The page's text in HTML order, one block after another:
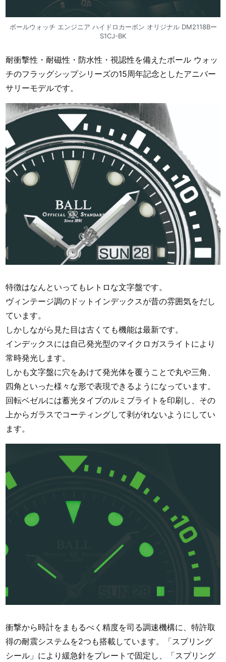
ボールウォッチ エンジニア ハイドロカーボン オリジナル DM2118Bー
S1CJ-BK
耐衝撃性・耐磁性・防水性・視認性を備えたボール ウォッ
チのフラッグシップシリーズの15周年記念としたアニバー
サリーモデルです。
特徴はなんといってもレトロな文字盤です。
ヴィンテージ調のドットインデックスが昔の雰囲気をだし
ています。
しかしながら見た目は古くても機能は最新です。
インデックスには自己発光型のマイクロガスライトにより
常時発光します。
しかも文字盤に穴をあけて発光体を覆うことで丸や三角、
四角といった様々な形で表現できるようになっています。
回転ベゼルには蓄光タイプのルミブライトを印刷し、その
上からガラスでコーティングして剥がれないようにしてい
ます。
衝撃から時計をまもるべく精度を司る調速機構に、特許取
得の耐震システムを2つも搭載しています。「スプリング
シール」により緩急針をプレートで固定し、「スプリング